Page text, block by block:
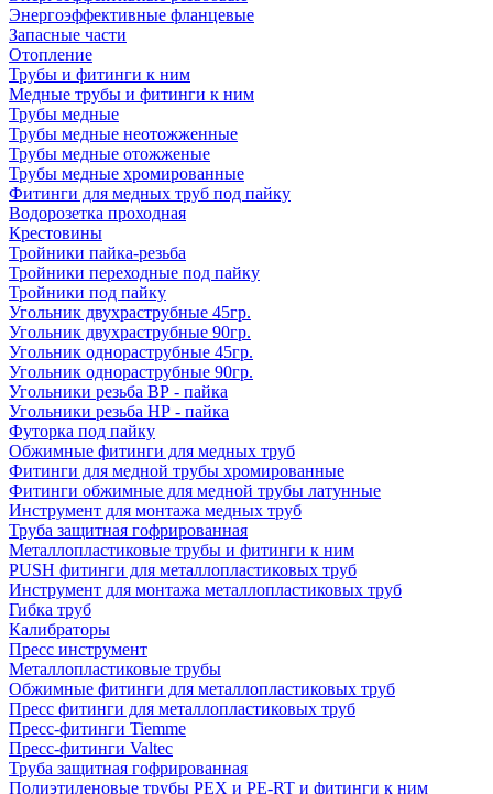
Энергоэффективные фланцевые
Запасные части
Отопление
Трубы и фитинги к ним
Медные трубы и фитинги к ним
Трубы медные
Трубы медные неотожженные
Трубы медные отожженые
Трубы медные хромированные
Фитинги для медных труб под пайку
Водорозетка проходная
Крестовины
Тройники пайка-резьба
Тройники переходные под пайку
Тройники под пайку
Угольник двухраструбные 45гр.
Угольник двухраструбные 90гр.
Угольник однораструбные 45гр.
Угольник однораструбные 90гр.
Угольники резьба ВР - пайка
Угольники резьба НР - пайка
Футорка под пайку
Обжимные фитинги для медных труб
Фитинги для медной трубы хромированные
Фитинги обжимные для медной трубы латунные
Инструмент для монтажа медных труб
Труба защитная гофрированная
Металлопластиковые трубы и фитинги к ним
PUSH фитинги для металлопластиковых труб
Инструмент для монтажа металлопластиковых труб
Гибка труб
Калибраторы
Пресс инструмент
Металлопластиковые трубы
Обжимные фитинги для металлопластиковых труб
Пресс фитинги для металлопластиковых труб
Пресс-фитинги Tiemme
Пресс-фитинги Valtec
Труба защитная гофрированная
Полиэтиленовые трубы PEX и PE-RT и фитинги к ним